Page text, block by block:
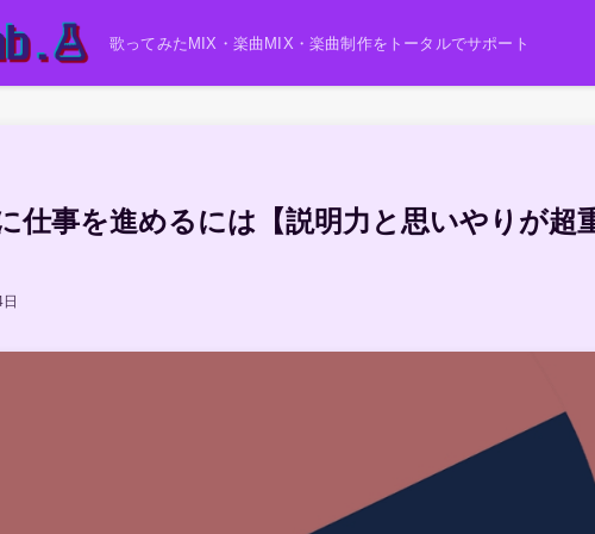
歌ってみたMIX・楽曲MIX・楽曲制作をトータルでサポート
仕事を進めるには【説明力と思いやりが超